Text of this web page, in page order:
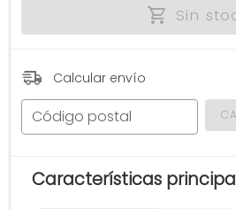
Sin
Calcular envío
Código postal
Características